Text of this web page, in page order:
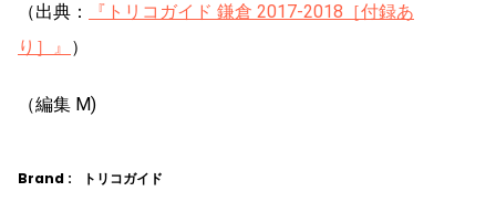
（出典：
『トリコガイド 鎌倉 2017-2018［付録あ
り］』 ）
（編集 M)
Brand : トリコガイド